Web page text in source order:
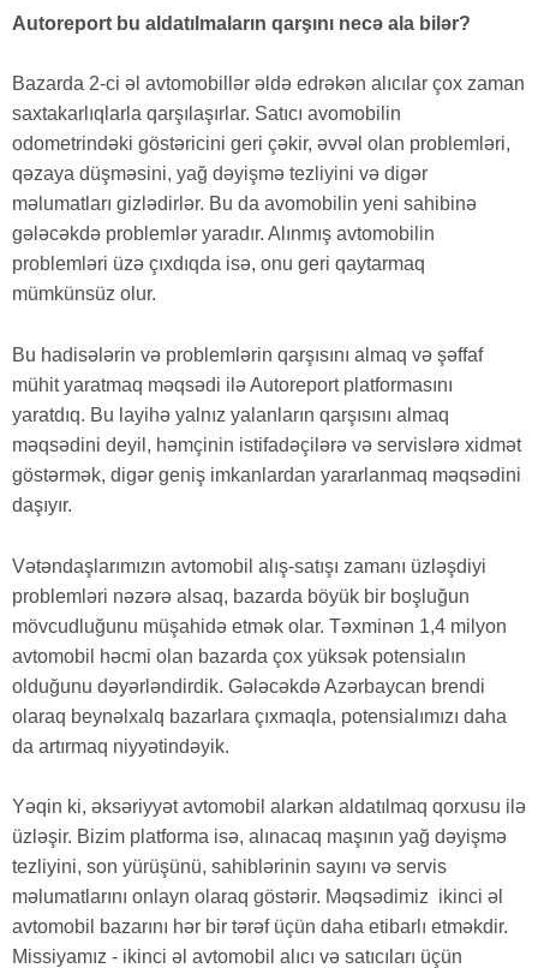
Autoreport bu aldatılmaların qarşını necə ala bilər?
Bazarda 2-ci əl avtomobillər əldə edrəkən alıcılar çox zaman
saxtakarlıqlarla qarşılaşırlar. Satıcı avomobilin
odometrindəki göstəricini geri çəkir, əvvəl olan problemləri,
qəzaya düşməsini, yağ dəyişmə tezliyini və digər
məlumatları gizlədirlər. Bu da avomobilin yeni sahibinə
gələcəkdə problemlər yaradır. Alınmış avtomobilin
problemləri üzə çıxdıqda isə, onu geri qaytarmaq
mümkünsüz olur.
Bu hadisələrin və problemlərin qarşısını almaq və şəffaf
mühit yaratmaq məqsədi ilə Autoreport platformasını
yaratdıq. Bu layihə yalnız yalanların qarşısını almaq
məqsədini deyil, həmçinin istifadəçilərə və servislərə xidmət
göstərmək, digər geniş imkanlardan yararlanmaq məqsədini
daşıyır.
Vətəndaşlarımızın avtomobil alış-satışı zamanı üzləşdiyi
problemləri nəzərə alsaq, bazarda böyük bir boşluğun
mövcudluğunu müşahidə etmək olar. Təxminən 1,4 milyon
avtomobil həcmi olan bazarda çox yüksək potensialın
olduğunu dəyərləndirdik. Gələcəkdə Azərbaycan brendi
olaraq beynəlxalq bazarlara çıxmaqla, potensialımızı daha
da artırmaq niyyətindəyik.
Yəqin ki, əksəriyyət avtomobil alarkən aldatılmaq qorxusu ilə
üzləşir. Bizim platforma isə, alınacaq maşının yağ dəyişmə
tezliyini, son yürüşünü, sahiblərinin sayını və servis
məlumatlarını onlayn olaraq göstərir. Məqsədimiz ikinci əl
avtomobil bazarını hər bir tərəf üçün daha etibarlı etməkdir.
Missiyamız - ikinci əl avtomobil alıcı və satıcıları üçün